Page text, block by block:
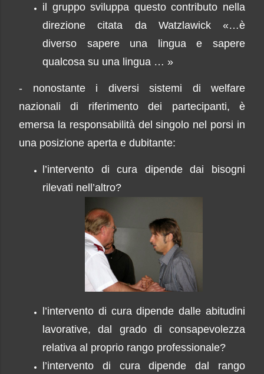
il gruppo sviluppa questo contributo nella
direzione citata da Watzlawick «…è
diverso sapere una lingua e sapere
qualcosa su una lingua … »
- nonostante i diversi sistemi di welfare
nazionali di riferimento dei partecipanti, è
emersa la responsabilità del singolo nel porsi in
una posizione aperta e dubitante:
l’intervento di cura dipende dai bisogni
rilevati nell’altro?
l’intervento di cura dipende dalle abitudini
lavorative, dal grado di consapevolezza
relativa al proprio rango professionale?
l’intervento di cura dipende dal rango